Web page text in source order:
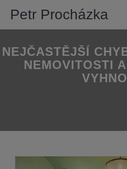
Petr Procházka
NEJČASTĚJŠÍ
NEMOVITOSTI